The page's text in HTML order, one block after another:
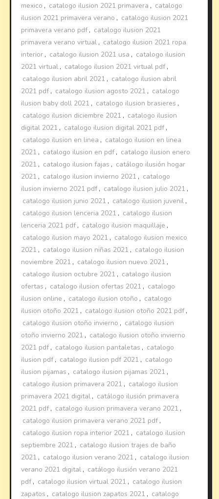
mexico , catalogo ilusion 2021 primavera , catalogo
ilusion 2021 primavera verano , catalogo ilusion 2021
primavera verano pdf , catalogo ilusion 2021
primavera verano virtual , catalogo ilusion 2021 ropa
interior , catalogo ilusion 2021 usa , catalogo ilusion
2021 virtual , catalogo ilusion 2021 virtual pdf ,
catalogo ilusion abril 2021 , catalogo ilusion abril
2021 pdf , catalogo ilusion agosto 2021 , catalogo
ilusion baby doll 2021 , catalogo ilusion brasieres ,
catalogo ilusion diciembre 2021 , catalogo ilusion
digital 2021 , catalogo ilusion digital 2021 pdf ,
catalogo ilusion en linea , catalogo ilusion en linea
2021 , catalogo ilusion en pdf , catalogo ilusion enero
2021 , catalogo ilusion fajas , catálogo ilusión hogar
2021 , catalogo ilusion invierno 2021 , catalogo
ilusion invierno 2021 pdf , catalogo ilusion julio 2021 ,
catalogo ilusion junio 2021 , catalogo ilusion juvenil ,
catalogo ilusion lenceria 2021 , catalogo ilusion
lenceria 2021 pdf , catalogo ilusion maquillaje ,
catalogo ilusion mayo 2021 , catalogo ilusion mexico
2021 , catalogo ilusion niñas 2021 , catalogo ilusion
noviembre 2021 , catalogo ilusion nuevo 2021 ,
catalogo ilusion octubre 2021 , catalogo ilusion
ofertas , catalogo ilusion ofertas 2021 , catalogo
ilusion online , catalogo ilusion otoño , catalogo
ilusion otoño 2021 , catalogo ilusion otoño 2021 pdf ,
catalogo ilusion otoño invierno , catalogo ilusion
otoño invierno 2021 , catalogo ilusion otoño invierno
2021 pdf , catalogo ilusion pantaletas , catalogo
ilusion pdf , catalogo ilusion pdf 2021 , catalogo
ilusion pijamas , catalogo ilusion pijamas 2021 ,
catalogo ilusion primavera 2021 , catalogo ilusion
primavera 2021 digital , catálogo ilusión primavera
2021 pdf , catalogo ilusion primavera verano 2021 ,
catalogo ilusion primavera verano 2021 pdf ,
catalogo ilusion ropa interior 2021 , catalogo ilusion
septiembre 2021 , catalogo ilusion trajes de baño
2021 , catalogo ilusion verano 2021 , catalogo ilusion
verano 2021 digital , catálogo ilusión verano 2021
pdf , catalogo ilusion virtual 2021 , catalogo ilusion
zapatos , catalogo ilusion zapatos 2021 , catalogo